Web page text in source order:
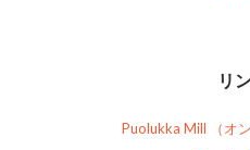
リ
Puolukka Mill （オ